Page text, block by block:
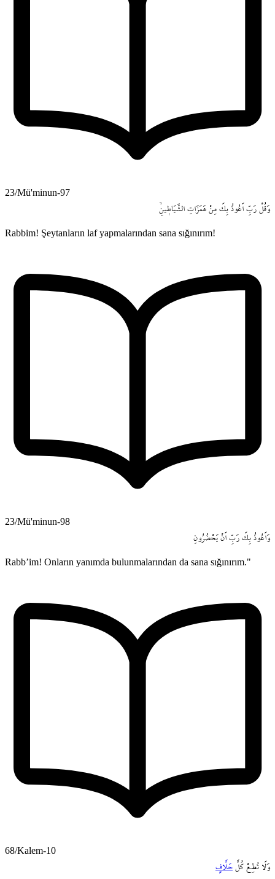
23/Mü'minun-97
وَقُلْ رَبِّ اَعُوذُ بِكَ مِنْ هَمَزَاتِ الشَّيَاط۪ينِۙ
Rabbim! Şeytanların laf yapmalarından sana sığınırım!
23/Mü'minun-98
وَاَعُوذُ بِكَ رَبِّ اَنْ يَحْضُرُونِ
Rabb’im! Onların yanımda bulunmalarından da sana sığınırım."
68/Kalem-10
وَلَا تُطِـعْ كُلَّ حَلَّافٍ